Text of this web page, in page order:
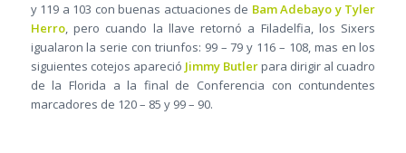
y 119 a 103 con buenas actuaciones de Bam Adebayo y Tyler
Herro, pero cuando la llave retornó a Filadelfia, los Sixers
igualaron la serie con triunfos: 99 – 79 y 116 – 108, mas en los
siguientes cotejos apareció Jimmy Butlerpara dirigir al cuadro
de la Florida a la final de Conferencia con contundentes
marcadores de 120 – 85 y 99 – 90.